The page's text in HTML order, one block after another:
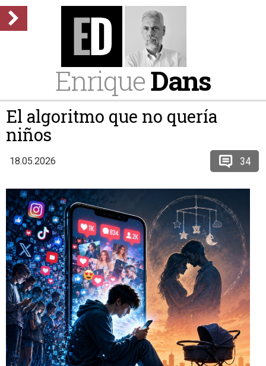
EnriqueDans
El algoritmo que no quería
niños
18.05.2026 34